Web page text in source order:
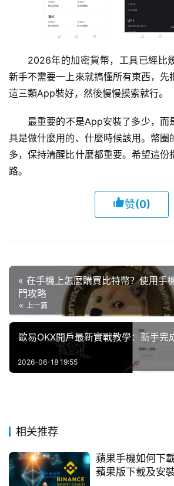
2026年的加密貨幣，工具已經比
新手不需要一上來就搞懂所有東西，先
這三類App裝好，然後慢慢摸索就行。
最重要的不是App安裝了多少，而
具是做什麼用的、什麼時候該用。幣圈
多，保持清醒比什麼都重要。希望這份
路。
赞(0)
« 在手機上怎麼購買比特幣？使用手
門攻略
上一篇
歐易OKX開戶最新實戰教學：新手完
2026-06-18 19:55
相关推荐
蘋果手機如何下
蘋果版下載及安